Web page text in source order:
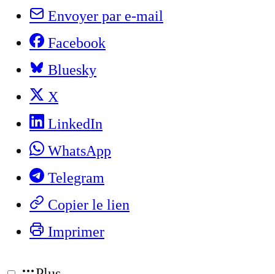
Envoyer par e-mail
Facebook
Bluesky
X
LinkedIn
WhatsApp
Telegram
Copier le lien
Imprimer